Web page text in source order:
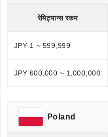
रेमिट्यान्स रकम
JPY 1 ~ 599,999
JPY 600,000 ~ 1,000,000
Poland